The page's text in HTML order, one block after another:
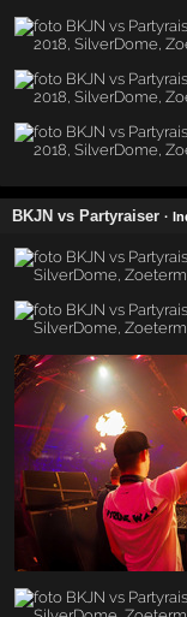
BKJN vs Partyraiser ·